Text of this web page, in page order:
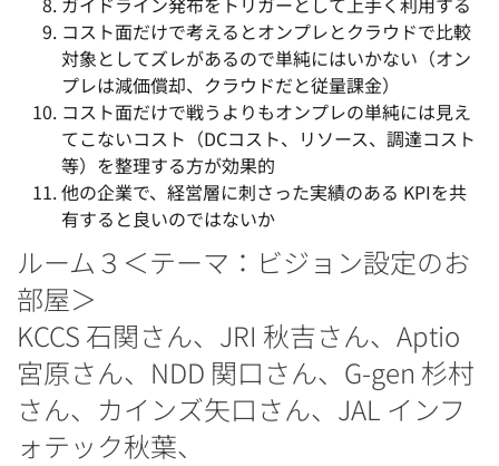
コスト面だけで考えるとオンプレとクラウドで比較
対象としてズレがあるので単純にはいかない（オン
プレは減価償却、クラウドだと従量課金）
コスト面だけで戦うよりもオンプレの単純には見え
てこないコスト（DCコスト、リソース、調達コスト
等）を整理する方が効果的
他の企業で、経営層に刺さった実績のある KPIを共
有すると良いのではないか
ルーム３＜テーマ：ビジョン設定のお
部屋＞
KCCS 石関さん、JRI 秋吉さん、Aptio
宮原さん、NDD 関口さん、G-gen 杉村
さん、カインズ矢口さん、JAL インフ
ォテック秋葉、